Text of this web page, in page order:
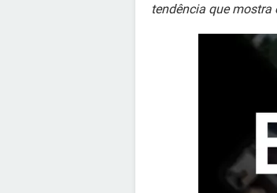
tendência que mostra